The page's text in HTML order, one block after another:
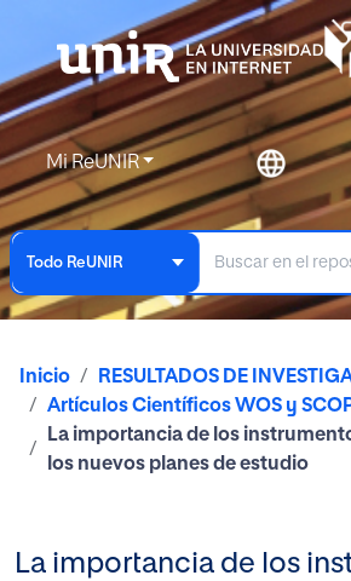
Mi ReUNIR
Todo ReUNIR
Inicio
RESULTADOS DE
Artículos Científicos WOS y
La importancia de los
los nuevos planes de estudio
La importancia de los